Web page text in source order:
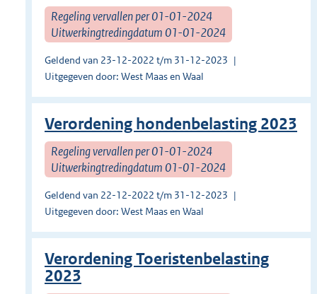
Regeling vervallen per 01-01-2024
Uitwerkingtredingdatum 01-01-2024
Geldend van 23-12-2022 t/m 31-12-2023
Uitgegeven door: West Maas en Waal
Verordening hondenbelasting 2023
Regeling vervallen per 01-01-2024
Uitwerkingtredingdatum 01-01-2024
Geldend van 22-12-2022 t/m 31-12-2023
Uitgegeven door: West Maas en Waal
Verordening Toeristenbelasting
2023